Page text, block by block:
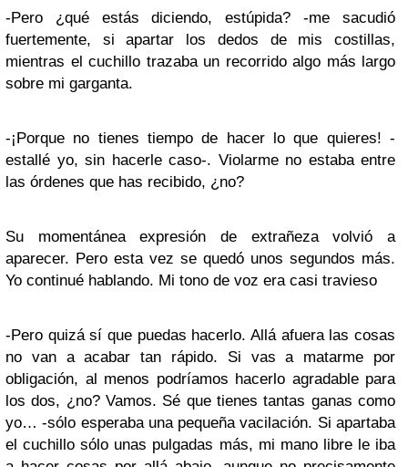
-Pero ¿qué estás diciendo, estúpida? -me sacudió
fuertemente, si apartar los dedos de mis costillas,
mientras el cuchillo trazaba un recorrido algo más largo
sobre mi garganta.
-¡Porque no tienes tiempo de hacer lo que quieres! -
estallé yo, sin hacerle caso-. Violarme no estaba entre
las órdenes que has recibido, ¿no?
Su momentánea expresión de extrañeza volvió a
aparecer. Pero esta vez se quedó unos segundos más.
Yo continué hablando. Mi tono de voz era casi travieso
-Pero quizá sí que puedas hacerlo. Allá afuera las cosas
no van a acabar tan rápido. Si vas a matarme por
obligación, al menos podríamos hacerlo agradable para
los dos, ¿no? Vamos. Sé que tienes tantas ganas como
yo… -sólo esperaba una pequeña vacilación. Si apartaba
el cuchillo sólo unas pulgadas más, mi mano libre le iba